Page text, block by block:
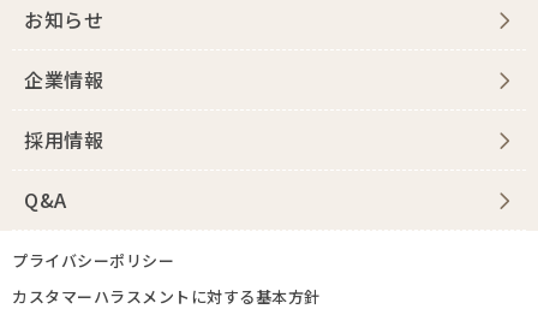
お知らせ
企業情報
採用情報
Q&A
プライバシーポリシー
カスタマーハラスメントに対する基本方針